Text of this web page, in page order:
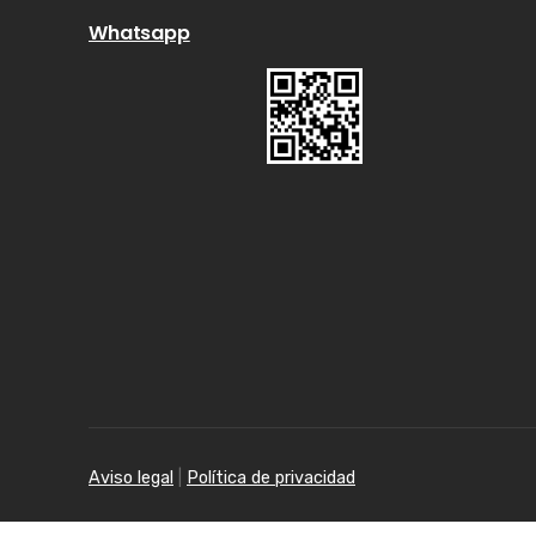
Whatsapp
Aviso legal Política de privacidad